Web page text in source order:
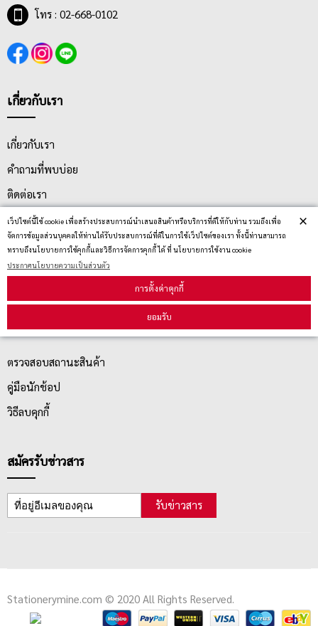
เว็ปไซต์นี้ใช้ cookie เพื่อสร้างประสบการณ์นำเสนอสินค้าหรือบริการที่ดีให้กับท่าน รวมถึงเพื่อ
จัดการข้อมูลส่วนบุคคลให้ท่านได้รับประสบการณ์ที่ดีในการใช้เว็ปไซต์ของเรา ทั้งนี้ท่านสามารถ
ทราบถึงนโยบายการใช้คุกกี้และวิธีการจัดการคุกกี้ ได้ ที่ นโยบายการใช้งาน cookie
ประกาศนโยบายความเป็นส่วนตัว
การตั้งค่าคุกกี้
ยอมรับ
×
โทร : 02-668-0102
เกี่ยวกับเรา
เกี่ยวกับเรา
คำถามที่พบบ่อย
ติดต่อเรา
ประกาศนโยบายความเป็นส่วนตัว
นโยบายการจัดส่ง
นโยบายการเปลี่ยน/คืน สินค้า
ตรวจสอบสถานะสินค้า
คู่มือนักช้อป
วิธีลบคุกกี้
สมัครรับข่าวสาร
รับข่าวสาร
Stationerymine.com © 2020 All Rights Reserved.